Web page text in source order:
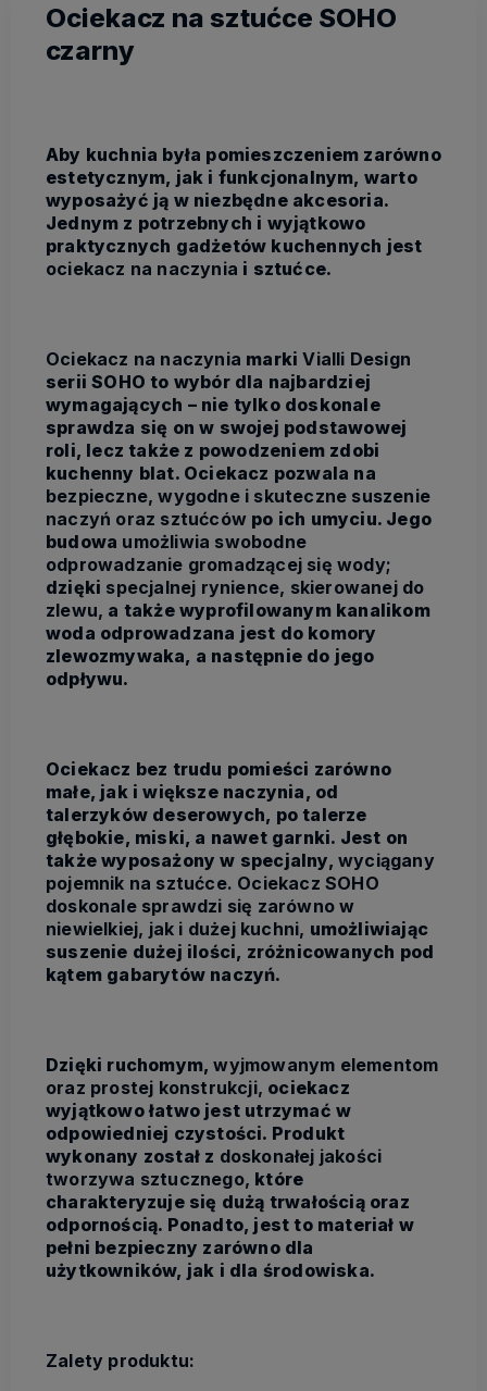
Ociekacz na sztućce SOHO
czarny
Aby kuchnia była pomieszczeniem zarówno
estetycznym, jak i funkcjonalnym, warto
wyposażyć ją w niezbędne akcesoria.
Jednym z potrzebnych i wyjątkowo
praktycznych gadżetów kuchennych jest
ociekacz na naczynia i sztućce.
Ociekacz na naczynia markiVialli Design
serii SOHO to wybór dla najbardziej
wymagających – nie tylko doskonale
sprawdza się on w swojej podstawowej
roli, lecz także z powodzeniem zdobi
kuchenny blat. Ociekacz pozwala na
bezpieczne, wygodne i skuteczne suszenie
naczyń oraz sztućców po ich umyciu. Jego
budowa umożliwia swobodne
odprowadzanie gromadzącej się wody;
dzięki specjalnej rynience, skierowanej do
zlewu, a także wyprofilowanym kanalikom
woda odprowadzana jest do komory
zlewozmywaka, a następnie do jego
odpływu.
Ociekacz bez trudu pomieści zarówno
małe, jak i większe naczynia, od
talerzyków deserowych, po talerze
głębokie, miski, a nawet garnki. Jest on
także wyposażony w specjalny, wyciągany
pojemnik na sztućce. Ociekacz SOHO
doskonale sprawdzi się zarówno w
niewielkiej, jak i dużej kuchni, umożliwiając
suszenie dużej ilości, zróżnicowanych pod
kątem gabarytów naczyń.
Dzięki ruchomym,wyjmowanym elementom
oraz prostej konstrukcji, ociekacz
wyjątkowo łatwo jest utrzymać w
odpowiedniej czystości. Produkt
wykonany został z doskonałej jakości
tworzywa sztucznego, które
charakteryzuje się dużą trwałością oraz
odpornością. Ponadto, jest to materiał w
pełni bezpieczny zarówno dla
użytkowników, jak i dla środowiska.
Zalety produktu: